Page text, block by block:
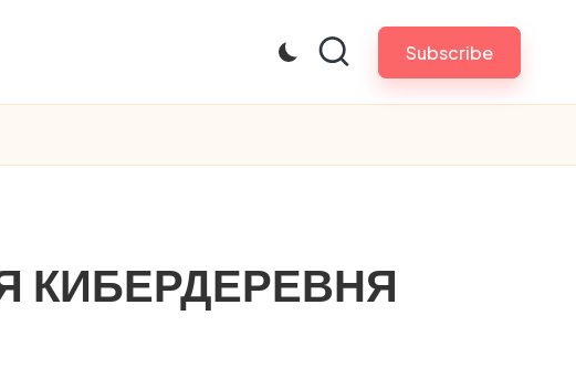
Subscribe
КИБЕРДЕРЕВНЯ